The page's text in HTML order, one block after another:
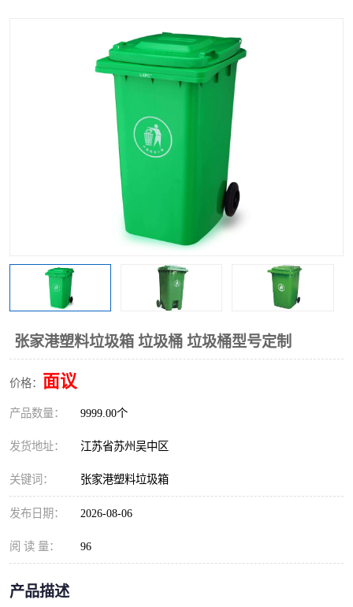
张家港塑料垃圾箱 垃圾桶 垃圾桶型号定制
价格： 面议
产品数量： 9999.00个
发货地址： 江苏省苏州吴中区
关键词： 张家港塑料垃圾箱
发布日期： 2026-08-06
阅 读 量： 96
产品描述